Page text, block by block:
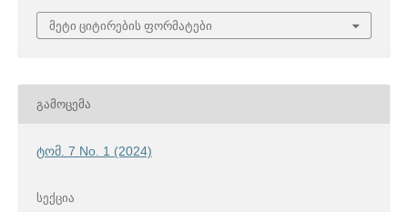
მეტი ციტირების ფორმატები
ᲒᲐᲛᲝᲪᲔᲛᲐ
ტომ. 7 No. 1 (2024)
ᲡᲔᲥᲪᲘᲐ